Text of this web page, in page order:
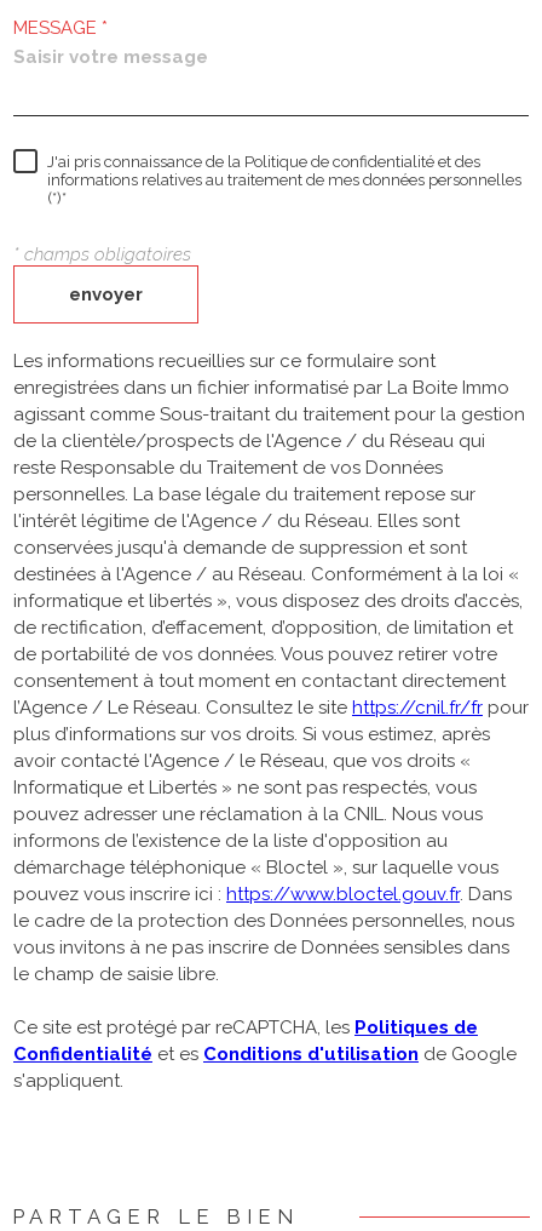
MESSAGE *
J'ai pris connaissance de la Politique de confidentialité et des
informations relatives au traitement de mes données personnelles
(*)*
* champs obligatoires
envoyer
Les informations recueillies sur ce formulaire sont
enregistrées dans un fichier informatisé par La Boite Immo
agissant comme Sous-traitant du traitement pour la gestion
de la clientèle/prospects de l'Agence / du Réseau qui
reste Responsable du Traitement de vos Données
personnelles. La base légale du traitement repose sur
l'intérêt légitime de l'Agence / du Réseau. Elles sont
conservées jusqu'à demande de suppression et sont
destinées à l'Agence / au Réseau. Conformément à la loi «
informatique et libertés », vous disposez des droits d’accès,
de rectification, d’effacement, d’opposition, de limitation et
de portabilité de vos données. Vous pouvez retirer votre
consentement à tout moment en contactant directement
l’Agence / Le Réseau. Consultez le site https://cnil.fr/fr pour
plus d’informations sur vos droits. Si vous estimez, après
avoir contacté l'Agence / le Réseau, que vos droits «
Informatique et Libertés » ne sont pas respectés, vous
pouvez adresser une réclamation à la CNIL. Nous vous
informons de l’existence de la liste d'opposition au
démarchage téléphonique « Bloctel », sur laquelle vous
pouvez vous inscrire ici : https://www.bloctel.gouv.fr. Dans
le cadre de la protection des Données personnelles, nous
vous invitons à ne pas inscrire de Données sensibles dans
le champ de saisie libre.
Ce site est protégé par reCAPTCHA, les Politiques de
Confidentialité et es Conditions d'utilisation de Google
s'appliquent.
PARTAGER LE BIEN